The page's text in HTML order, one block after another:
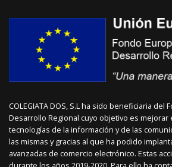
COLEGIATA DOS, S.L ha sido beneficiaria del
Desarrollo Regional cuyo objetivo es mejorar
tecnologías de la información y de las
las mismas y gracias al que ha podido
avanzadas de comercio electrónico. Estas